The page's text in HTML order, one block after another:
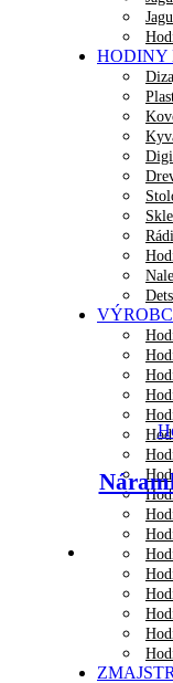
HODINY